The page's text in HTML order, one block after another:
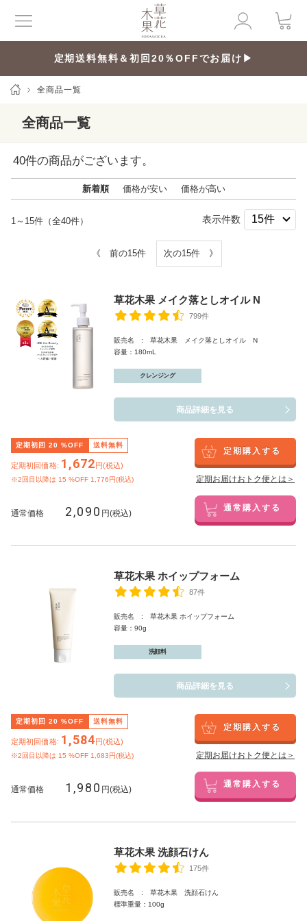
定期送料無料＆初回20％OFFでお届け▶
全商品一覧
全商品一覧
40件の商品がございます。
新着順 価格が安い 価格が高い
1～15件（全40件） 表示件数
《 前の15件 次の15件 》
草花木果 メイク落としオイル N
799件
販売名 : 草花木果 メイク落としオイル N
容量：180mL
クレンジング
商品詳細を見る
定期初回 20 %OFF 送料無料
定期初回価格: 1,672円(税込)
※2回目以降は 15 %OFF 1,776円(税込)
定期購入する
定期お届けおトク便とは＞
通常価格 2,090 円(税込) 通常購入する
草花木果 ホイップフォーム
87件
販売名 : 草花木果 ホイップフォーム
容量：90g
洗顔料
商品詳細を見る
定期初回 20 %OFF 送料無料
定期初回価格: 1,584円(税込)
※2回目以降は 15 %OFF 1,683円(税込)
定期購入する
定期お届けおトク便とは＞
通常価格 1,980 円(税込) 通常購入する
草花木果 洗顔石けん
175件
販売名 : 草花木果 洗顔石けん
標準重量：100g